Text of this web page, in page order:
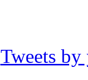
Tweets